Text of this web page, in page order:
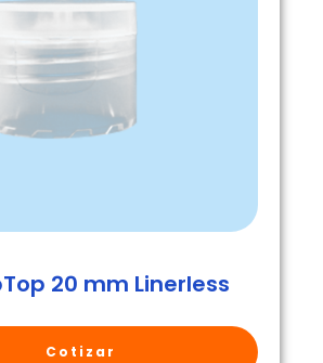
20 mm Linerless
Cotizar